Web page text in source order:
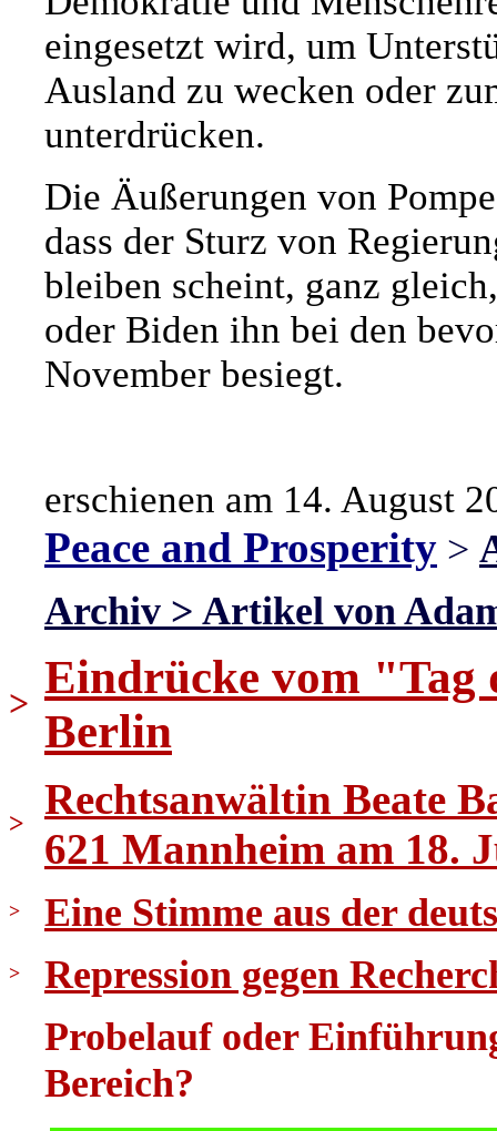
eingesetzt wird, um
Ausland zu wecken oder
unterdrücken.
Die Äußerungen von
dass der Sturz von
bleiben scheint, ganz
oder Biden ihn bei den
November besiegt.
erschienen am 14. August
Peace and Prosperity >
Archiv > Artikel von
> Eindrücke vom "Tag
Berlin
>
Rechtsanwältin Beate
621 Mannheim am 18.
> Eine Stimme aus der
>
Repression gegen
Probelauf oder
Bereich?